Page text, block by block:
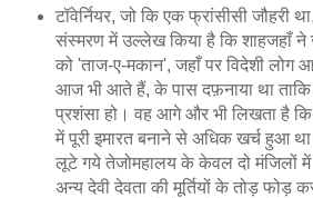
टॉवेर्नियर, जो कि एक फ्रांसीसी जौहरी
संस्मरण में उल्लेख किया है कि शाहजहाँ
को 'ताज-ए-मकान', जहाँ पर विदेशी
आज भी आते हैं, के पास दफ़नाया था
प्रशंसा हो। वह आगे और भी लिखता है
में पूरी इमारत बनाने से अधिक खर्च हुआ
लूटे गये तेजोमहालय के केवल दो मंजिलों में
अन्य देवी देवता की मूर्तियों के तोड़ फोड़